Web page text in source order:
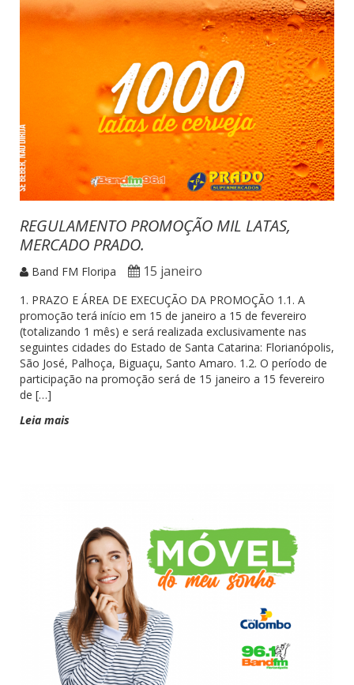
REGULAMENTO PROMOÇÃO MIL LATAS,
MERCADO PRADO.
Band FM Floripa 15 janeiro
1. PRAZO E ÁREA DE EXECUÇÃO DA PROMOÇÃO 1.1. A
promoção terá início em 15 de janeiro a 15 de fevereiro
(totalizando 1 mês) e será realizada exclusivamente nas
seguintes cidades do Estado de Santa Catarina: Florianópolis,
São José, Palhoça, Biguaçu, Santo Amaro. 1.2. O período de
participação na promoção será de 15 janeiro a 15 fevereiro
de […]
Leia mais